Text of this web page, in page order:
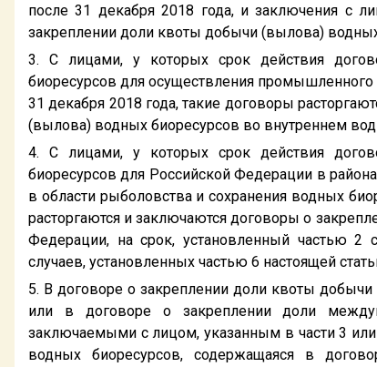
после 31 декабря 2018 года, и заключения с
закреплении доли квоты добычи (вылова)
3. С лицами, у которых срок действия
биоресурсов для осуществления
31 декабря 2018 года, такие договоры
(вылова) водных биоресурсов во внутреннем
4. С лицами, у которых срок действия
биоресурсов для Российской Федерации в
в области рыболовства и сохранения водных
расторгаются и заключаются договоры о
Федерации, на срок, установленный частью 2
случаев, установленных частью 6 настоящей
5. В договоре о закреплении доли квоты
или в договоре о закреплении доли
заключаемыми с лицом, указанным в части 3
водных биоресурсов, содержащаяся в